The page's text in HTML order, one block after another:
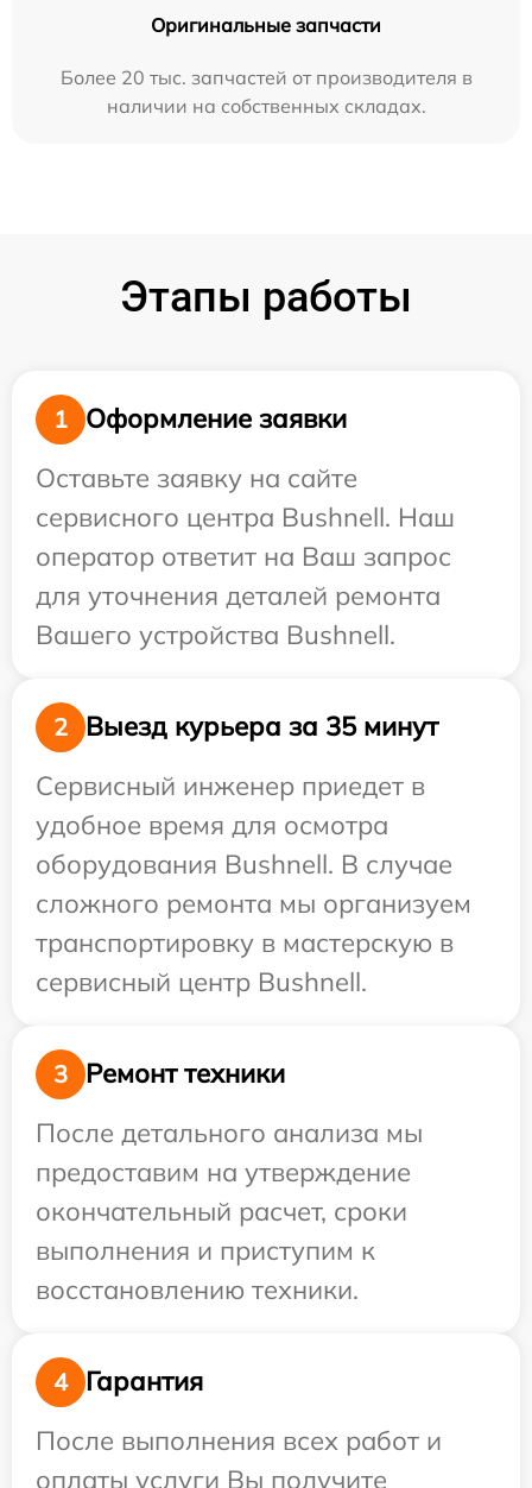
Оригинальные запчасти
Более 20 тыс. запчастей от производителя в
наличии на собственных складах.
Этапы работы
1
Оформление заявки
Оставьте заявку на сайте
сервисного центра Bushnell. Наш
оператор ответит на Ваш запрос
для уточнения деталей ремонта
Вашего устройства Bushnell.
2
Выезд курьера за 35 минут
Сервисный инженер приедет в
удобное время для осмотра
оборудования Bushnell. В случае
сложного ремонта мы организуем
транспортировку в мастерскую в
сервисный центр Bushnell.
3
Ремонт техники
После детального анализа мы
предоставим на утверждение
окончательный расчет, сроки
выполнения и приступим к
восстановлению техники.
4
Гарантия
После выполнения всех работ и
оплаты услуги Вы получите